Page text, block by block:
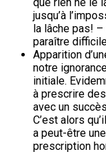
jusqu’à
la lâche pas!
paraître
Apparition
notre
initiale.
à prescrire
avec un
C’est alors
a peut-être
prescription